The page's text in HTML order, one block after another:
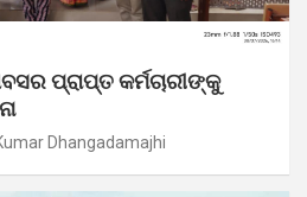
ପ୍ରାପ୍ତ କର୍ମଚାରୀଙ୍କୁ
Dhangadamajhi